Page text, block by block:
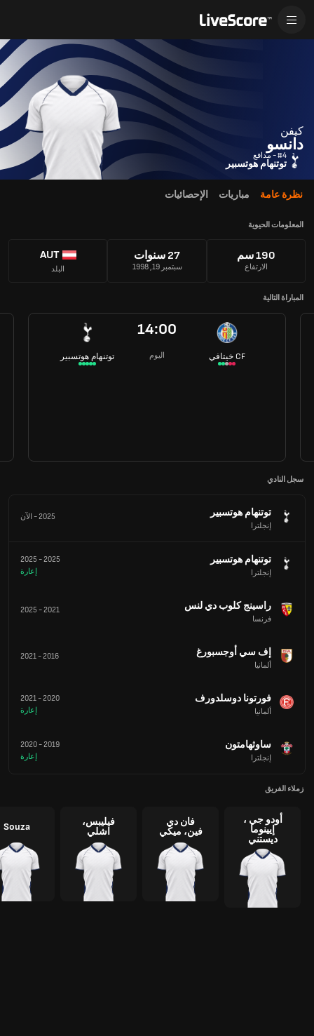
كيفن
دانسو
#4 - مدافع
توتنهام هوتسبير
نظرة عامة مباريات الإحصائيات
المعلومات الحيوية
190 سم
الارتفاع
27 سنوات
سبتمبر 19, 1998
AUT
البلد
المباراة التالية
توتنهام هوتسبير
14:00
اليوم خيتافي CF
سجل النادي
توتنهام هوتسبير
إنجلترا
2025
- الآن
توتنهام هوتسبير
إنجلترا
2025
-
2025
إعارة
راسينج كلوب دي لنس
فرنسا
2021
-
2025
إف سي أوجسبورغ
ألمانيا
2016
-
2021
فورتونا دوسلدورف
ألمانيا
2020
-
2021
إعارة
ساوثهامتون
إنجلترا
2019
-
2020
إعارة
زملاء الفريق
أودو جي ،
إيينوما
ديستني
فان دي
فين، ميكي
فيليبس،
اشلي
Souza